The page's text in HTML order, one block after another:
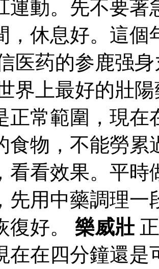
運動。先不要
，休息好。這
医药的参鹿强
界上最好的壯
正常範圍，現在
食物，不能勞累
看看效果。平時
先用中藥調理一
復好。 樂威壯
在在四分鐘還是